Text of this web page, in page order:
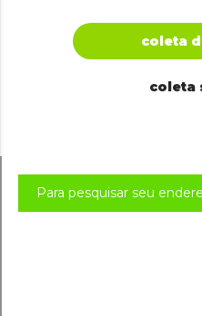
coleta
coleta
Para pesquisar seu